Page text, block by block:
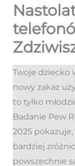
Twoje dziecko
nowy zakaz
to tylko
Badanie Pew
2025
bardziej
powszechnie